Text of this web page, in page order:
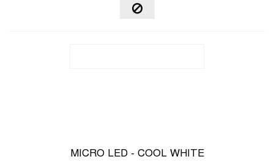
MICRO LED - COOL WHITE